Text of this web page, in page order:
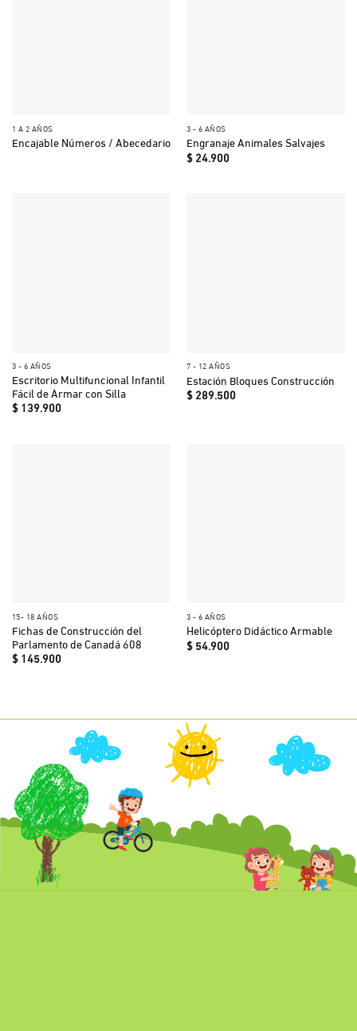
1 A 2 AÑOS
Encajable Números / Abecedario
3 - 6 AÑOS
Engranaje Animales Salvajes
$24.900
3 - 6 AÑOS
Escritorio Multifuncional Infantil
Fácil de Armar con Silla
$139.900
7 - 12 AÑOS
Estación Bloques Construcción
$289.500
15- 18 AÑOS
Fichas de Construcción del
Parlamento de Canadá 608
$145.900
3 - 6 AÑOS
Helicóptero Didáctico Armable
$54.900